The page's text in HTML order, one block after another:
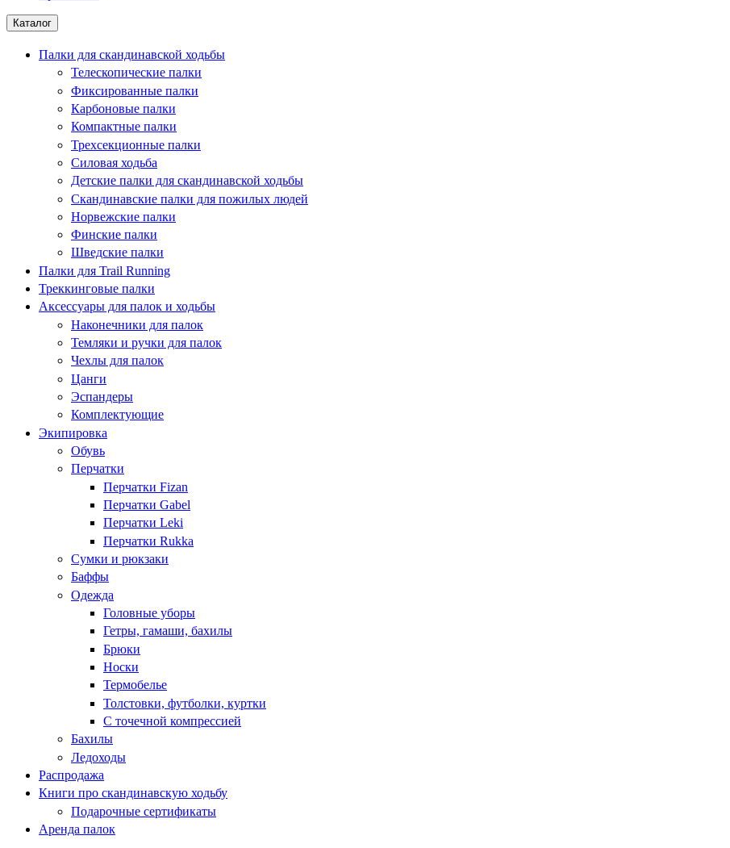
Каталог
Палки для скандинавской ходьбы
Телескопические палки
Фиксированные палки
Карбоновые палки
Компактные палки
Трехсекционные палки
Силовая ходьба
Детские палки для скандинавской ходьбы
Скандинавские палки для пожилых людей
Норвежские палки
Финские палки
Шведские палки
Палки для Trail Running
Треккинговые палки
Аксессуары для палок и ходьбы
Наконечники для палок
Темляки и ручки для палок
Чехлы для палок
Цанги
Эспандеры
Комплектующие
Экипировка
Обувь
Перчатки
Перчатки Fizan
Перчатки Gabel
Перчатки Leki
Перчатки Rukka
Сумки и рюкзаки
Баффы
Одежда
Головные уборы
Гетры, гамаши, бахилы
Брюки
Носки
Термобелье
Толстовки, футболки, куртки
С точечной компрессией
Бахилы
Ледоходы
Распродажа
Книги про скандинавскую ходьбу
Подарочные сертификаты
Аренда палок